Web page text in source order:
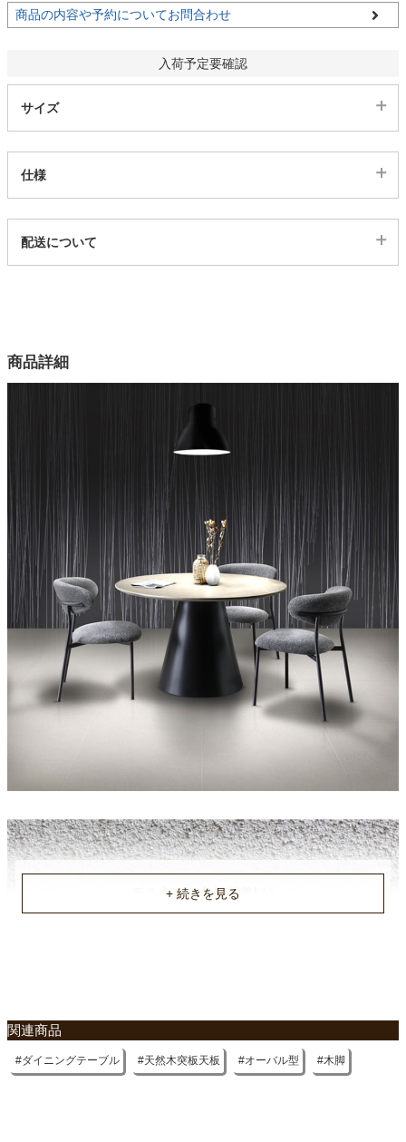
インテリア雑貨
タワー
在庫要確認 入荷予定確認
商品の内容や予約についてお問合わせ
入荷予定要確認
サイズ
仕様
3003348
4色
国産
配送について
商品詳細
関連商品
ダイニングテーブル 天然木突板天板 オーバル型 木脚